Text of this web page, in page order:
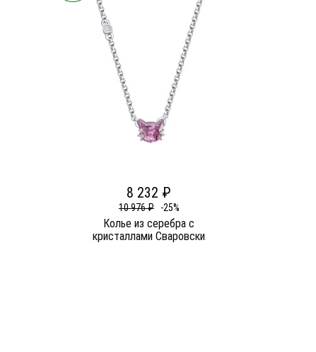
8 232 ₽
10 976 ₽ -25%
Колье из серебра c
кристаллами Сваровски